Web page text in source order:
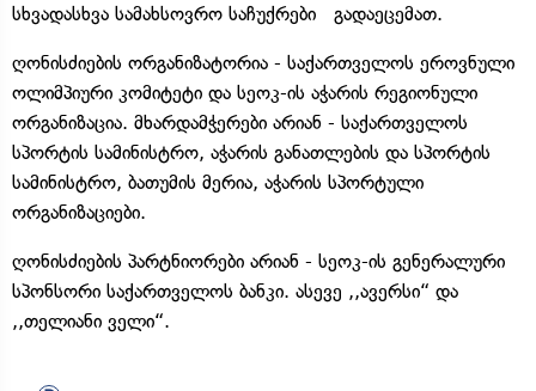
სხვადასხვა სამახსოვრო საჩუქრები გადაეცემათ.
ღონისძიების ორგანიზატორია - საქართველოს ეროვნული
ოლიმპიური კომიტეტი და სეოკ-ის აჭარის რეგიონული
ორგანიზაცია. მხარდამჭერები არიან - საქართველოს
სპორტის სამინისტრო, აჭარის განათლების და სპორტის
სამინისტრო, ბათუმის მერია, აჭარის სპორტული
ორგანიზაციები.
ღონისძიების პარტნიორები არიან - სეოკ-ის გენერალური
სპონსორი საქართველოს ბანკი. ასევე ,,ავერსი“ და
,,თელიანი ველი“.